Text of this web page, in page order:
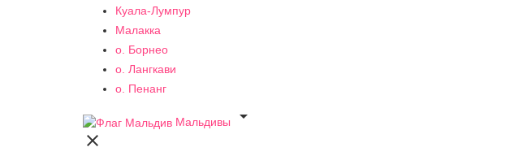
Куала-Лумпур
Малакка
о. Борнео
о. Лангкави
о. Пенанг
Мальдивы

